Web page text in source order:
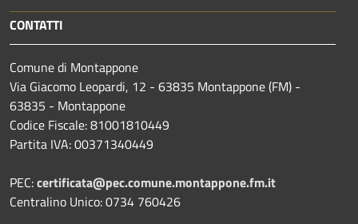
CONTATTI
Comune di Montappone
Via Giacomo Leopardi, 12 - 63835 Montappone (FM) -
63835 - Montappone
Codice Fiscale: 81001810449
Partita IVA: 00371340449
PEC:certificata@pec.comune.montappone.fm.it
Centralino Unico: 0734 760426